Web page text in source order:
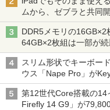
ムから、ゼブラと共同
DDR5メモリの
64GB×2枚組は一部が
スリム形状でキーボー
ウス「Nape Pro」が
第12世代Core搭載の14
Firefly 14 G9」が